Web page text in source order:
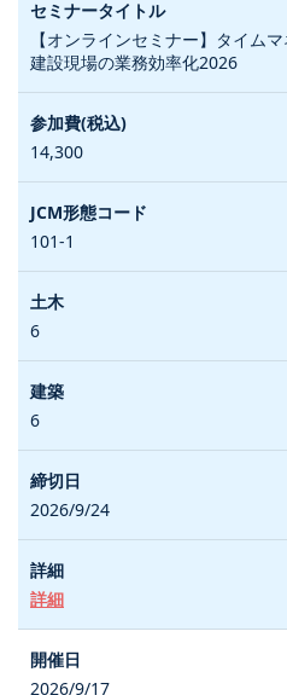
【オンラインセミナー】タイム
建設現場の業務効率化2026
14,300
101-1
6
6
2026/9/24
詳細
2026/9/17